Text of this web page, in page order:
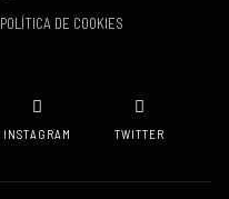
POLÍTICA DE COOKIES
INSTAGRAM TWITTER